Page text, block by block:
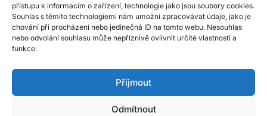
přístupu k informacím o zařízení, technologie jako jsou soubory cookies.
Souhlas s těmito technologiemi nám umožní zpracovávat údaje, jako je
chování při procházení nebo jedinečná ID na tomto webu. Nesouhlas
nebo odvolání souhlasu může nepříznivě ovlivnit určité vlastnosti a
funkce.
Příjmout
Odmítnout
Sledujte nás
Přihlásit k odběru